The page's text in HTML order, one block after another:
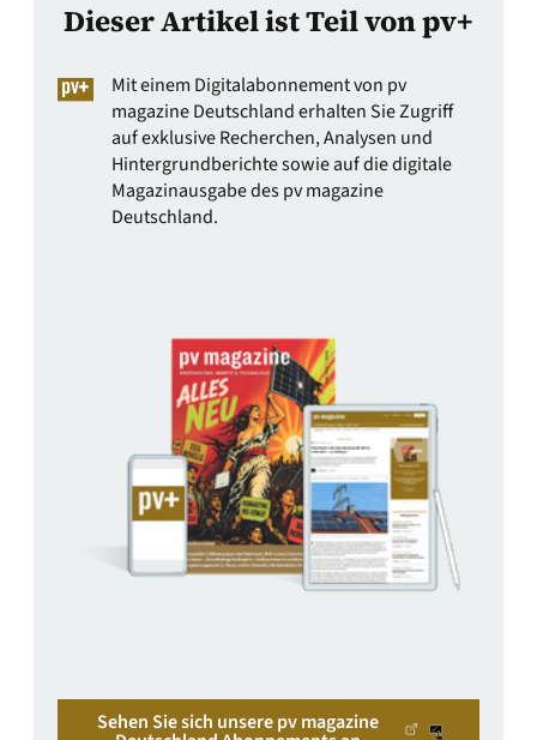
Dieser Artikel ist Teil von pv+
Mit einem Digitalabonnement von pv
magazine Deutschland erhalten Sie Zugriff
auf exklusive Recherchen, Analysen und
Hintergrundberichte sowie auf die digitale
Magazinausgabe des pv magazine
Deutschland.
Sehen Sie sich unsere pv magazine